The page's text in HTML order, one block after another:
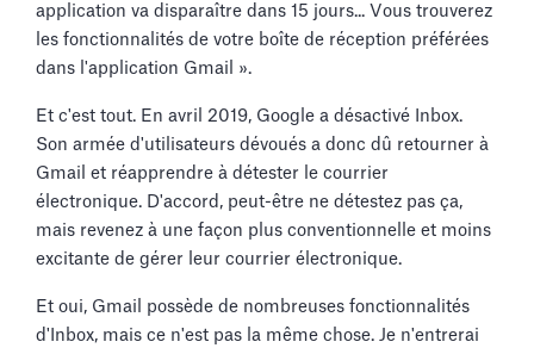
application va disparaître dans 15 jours... Vous trouverez
les fonctionnalités de votre boîte de réception préférées
dans l'application Gmail ».
Et c'est tout. En avril 2019, Google a désactivé Inbox.
Son armée d'utilisateurs dévoués a donc dû retourner à
Gmail et réapprendre à détester le courrier
électronique. D'accord, peut-être ne détestez pas ça,
mais revenez à une façon plus conventionnelle et moins
excitante de gérer leur courrier électronique.
Et oui, Gmail possède de nombreuses fonctionnalités
d'Inbox, mais ce n'est pas la même chose. Je n'entrerai